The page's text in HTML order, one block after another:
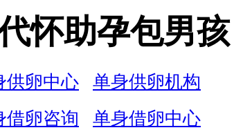
怀助孕包男孩
供卵中心
单身供卵机构
借卵咨询
单身借卵中心